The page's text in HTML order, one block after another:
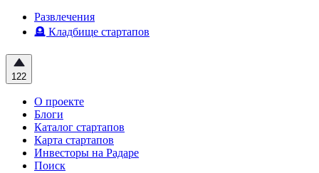
Развлечения
🪦 Кладбище стартапов
122
О проекте
Блоги
Каталог стартапов
Карта стартапов
Инвесторы на Радаре
Поиск